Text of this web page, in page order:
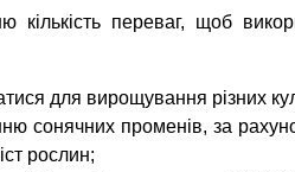
переваг, щоб
для вирощування різних
сонячних променів, за
рослин;